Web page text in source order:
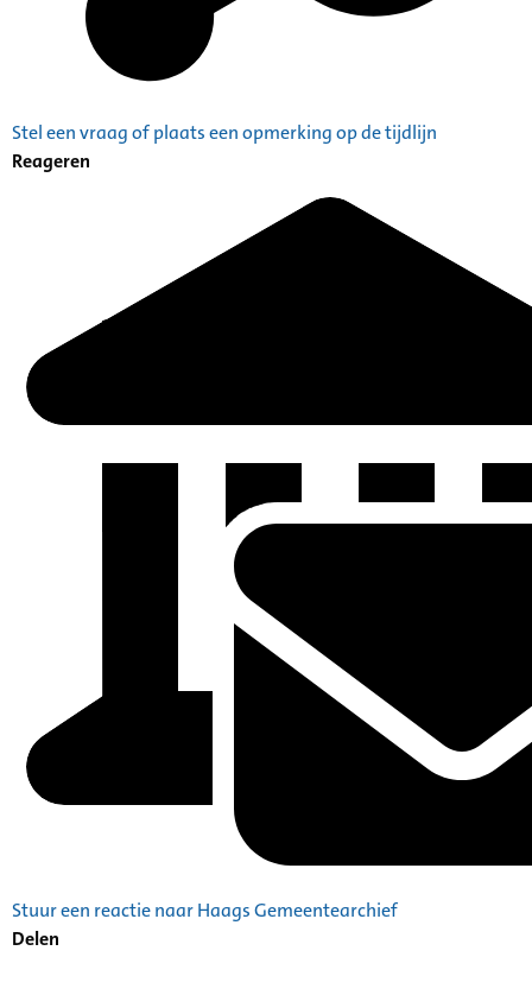
Stel een vraag of plaats een opmerking op de tijdlijn
Reageren
Stuur een reactie naar Haags Gemeentearchief
Delen